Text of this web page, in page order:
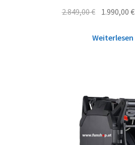
2.849,00€ 1.990,00€
Weiterlesen